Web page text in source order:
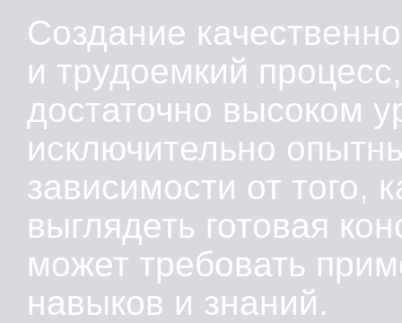
Создание
и трудоемкий
достаточно высоком
исключительно
зависимости от того,
выглядеть готовая
может требовать
навыков и знаний.